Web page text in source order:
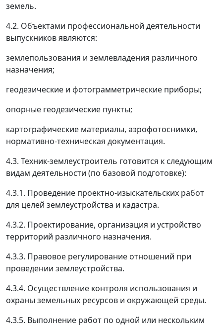
земель.
4.2. Объектами профессиональной деятельности
выпускников являются:
землепользования и землевладения различного
назначения;
геодезические и фотограмметрические приборы;
опорные геодезические пункты;
картографические материалы, аэрофотоснимки,
нормативно-техническая документация.
4.3. Техник-землеустроитель готовится к следующим
видам деятельности (по базовой подготовке):
4.3.1. Проведение проектно-изыскательских работ
для целей землеустройства и кадастра.
4.3.2. Проектирование, организация и устройство
территорий различного назначения.
4.3.3. Правовое регулирование отношений при
проведении землеустройства.
4.3.4. Осуществление контроля использования и
охраны земельных ресурсов и окружающей среды.
4.3.5. Выполнение работ по одной или нескольким